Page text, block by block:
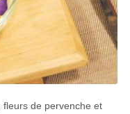
fleurs de pervenche et